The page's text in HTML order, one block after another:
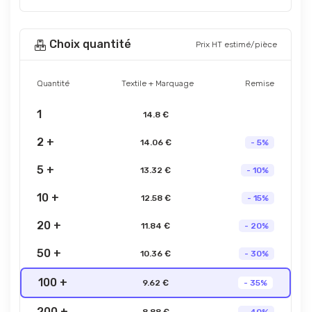
Choix quantité Prix HT estimé/pièce
Quantité Textile + Marquage Remise
1 14.8 €
2 + 14.06 € - 5%
5 + 13.32 € - 10%
10 + 12.58 € - 15%
20 + 11.84 € - 20%
50 + 10.36 € - 30%
100 + 9.62 € - 35%